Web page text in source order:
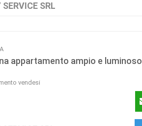
SRL
appartamento ampio e luminoso
vendesi